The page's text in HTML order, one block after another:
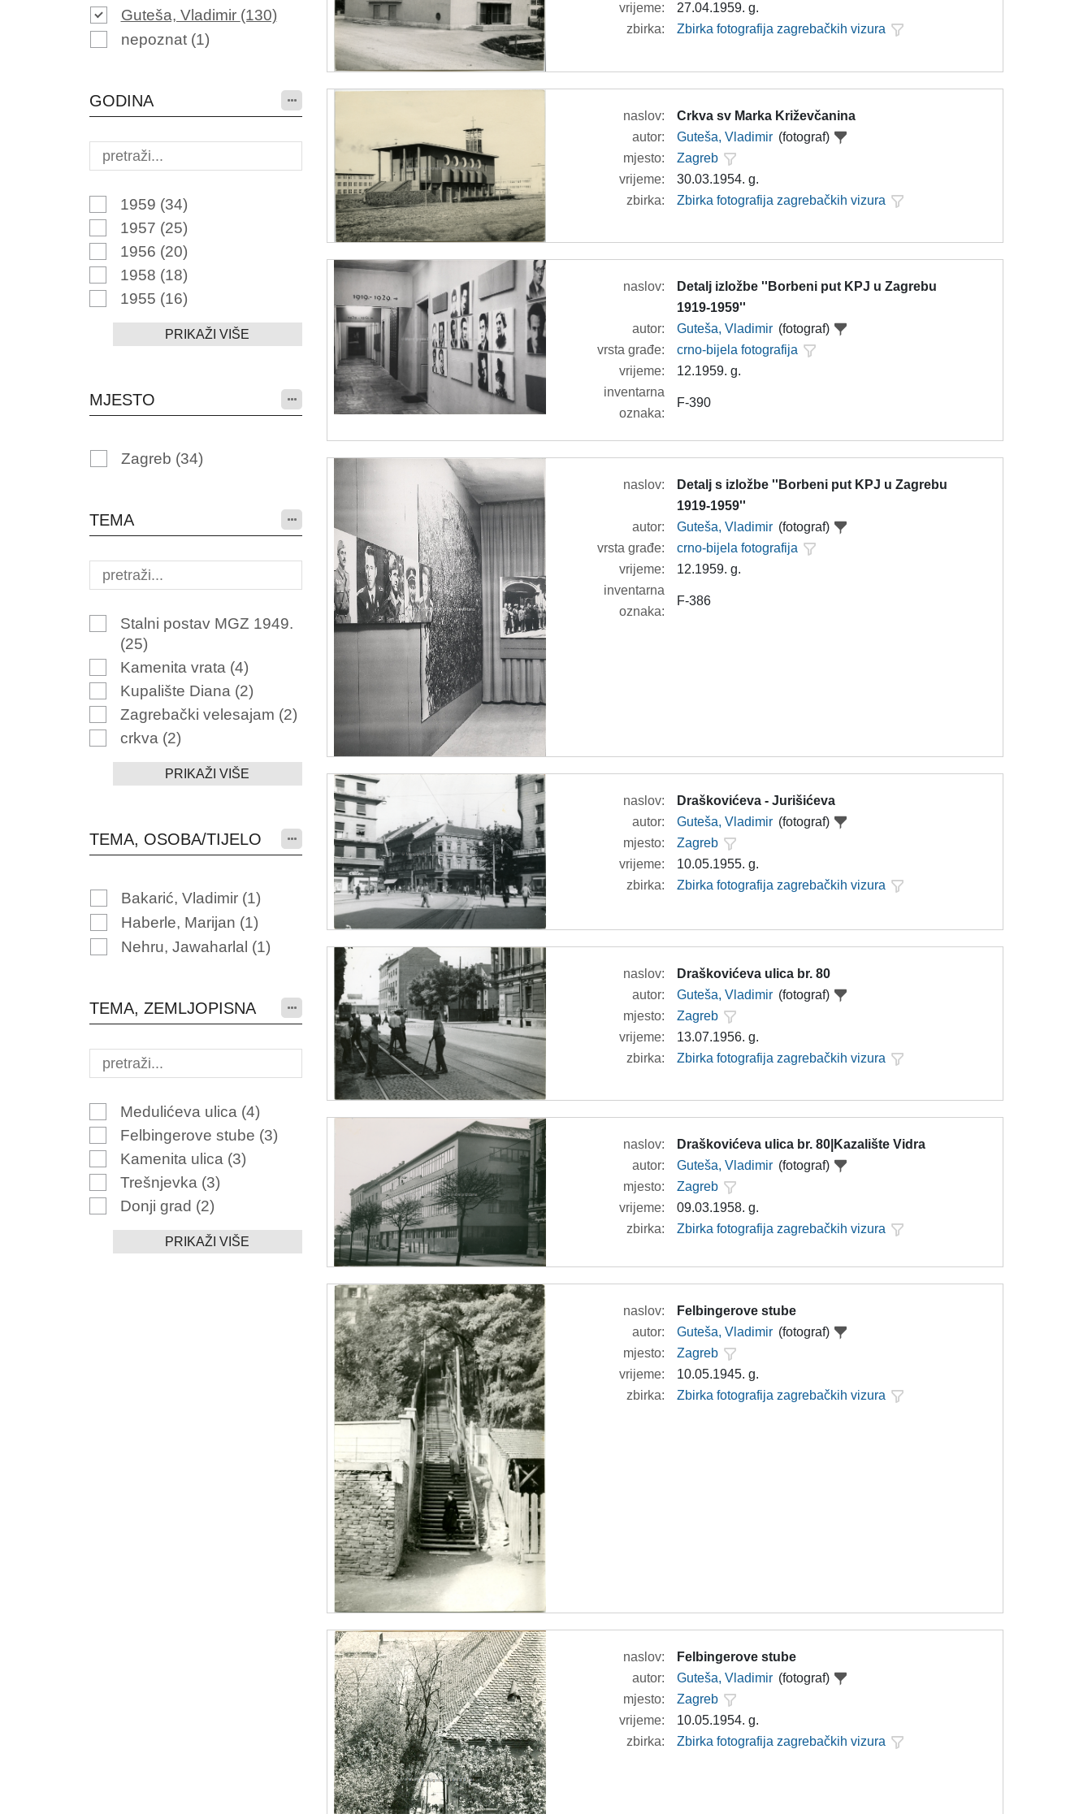
Guteša, Vladimir (130)
nepoznat (1)
GODINA
1959 (34)
1957 (25)
1956 (20)
1958 (18)
1955 (16)
PRIKAŽI VIŠE
MJESTO
Zagreb (34)
TEMA
Stalni postav MGZ 1949.
(25)
Kamenita vrata (4)
Kupalište Diana (2)
Zagrebački velesajam (2)
crkva (2)
PRIKAŽI VIŠE
TEMA, OSOBA/TIJELO
Bakarić, Vladimir (1)
Haberle, Marijan (1)
Nehru, Jawaharlal (1)
TEMA, ZEMLJOPISNA
Medulićeva ulica (4)
Felbingerove stube (3)
Kamenita ulica (3)
Trešnjevka (3)
Donji grad (2)
PRIKAŽI VIŠE
vrijeme:
27.04.1959. g.
zbirka:
Zbirka fotografija zagrebačkih vizura
naslov:
Crkva sv Marka Križevčanina
autor:
Guteša, Vladimir (fotograf)
mjesto:
Zagreb
vrijeme:
30.03.1954. g.
zbirka:
Zbirka fotografija zagrebačkih vizura
naslov:
Detalj izložbe ''Borbeni put KPJ u Zagrebu
1919-1959''
autor:
Guteša, Vladimir (fotograf)
vrsta građe:
crno-bijela fotografija
vrijeme:
12.1959. g.
inventarna
oznaka:
F-390
naslov:
Detalj s izložbe ''Borbeni put KPJ u Zagrebu
1919-1959''
autor:
Guteša, Vladimir (fotograf)
vrsta građe:
crno-bijela fotografija
vrijeme:
12.1959. g.
inventarna
oznaka:
F-386
naslov:
Draškovićeva - Jurišićeva
autor:
Guteša, Vladimir (fotograf)
mjesto:
Zagreb
vrijeme:
10.05.1955. g.
zbirka:
Zbirka fotografija zagrebačkih vizura
naslov:
Draškovićeva ulica br. 80
autor:
Guteša, Vladimir (fotograf)
mjesto:
Zagreb
vrijeme:
13.07.1956. g.
zbirka:
Zbirka fotografija zagrebačkih vizura
naslov:
Draškovićeva ulica br. 80|Kazalište Vidra
autor:
Guteša, Vladimir (fotograf)
mjesto:
Zagreb
vrijeme:
09.03.1958. g.
zbirka:
Zbirka fotografija zagrebačkih vizura
naslov:
Felbingerove stube
autor:
Guteša, Vladimir (fotograf)
mjesto:
Zagreb
vrijeme:
10.05.1945. g.
zbirka:
Zbirka fotografija zagrebačkih vizura
naslov:
Felbingerove stube
autor:
Guteša, Vladimir (fotograf)
mjesto:
Zagreb
vrijeme:
10.05.1954. g.
zbirka:
Zbirka fotografija zagrebačkih vizura